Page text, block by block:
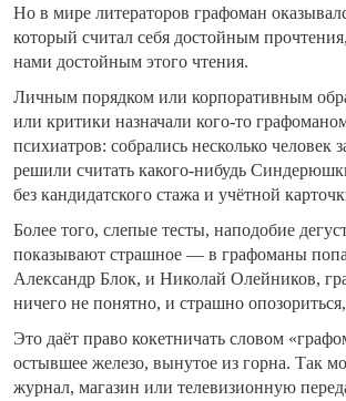
Но в мире литераторов графоман
который считал себя достойным
нами достойным этого чтения.
Личным порядком или корпоративным
или критики назначали кого-то
психиатров: собрались несколько человек
решили считать какого-нибудь
без кандидатского стажа и учётной
Более того, слепые тесты, наподобие
показывают страшное — в графоманы
Александр Блок, и Николай Олейников,
ничего не понятно, и страшно
Это даёт право кокетничать словом
остывшее железо, вынутое из горна. Так
журнал, магазин или телевизионную